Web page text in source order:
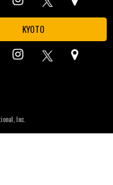
KYOTO
Inc.